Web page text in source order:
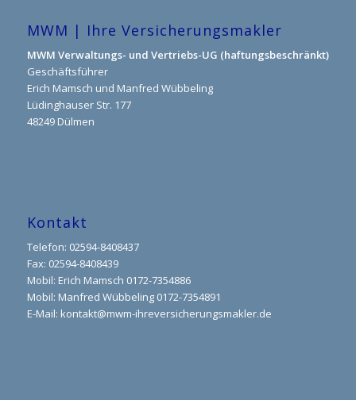
MWM | Ihre Versicherungsmakler
MWM Verwaltungs- und Vertriebs-UG (haftungsbeschränkt)
Geschäftsführer
Erich Mamsch und Manfred Wübbeling
Lüdinghauser Str. 177
48249 Dülmen
Kontakt
Telefon: 02594-8408437
Fax: 02594-8408439
Mobil: Erich Mamsch 0172-7354886
Mobil: Manfred Wübbeling 0172-7354891
E-Mail: kontakt@mwm-ihreversicherungsmakler.de